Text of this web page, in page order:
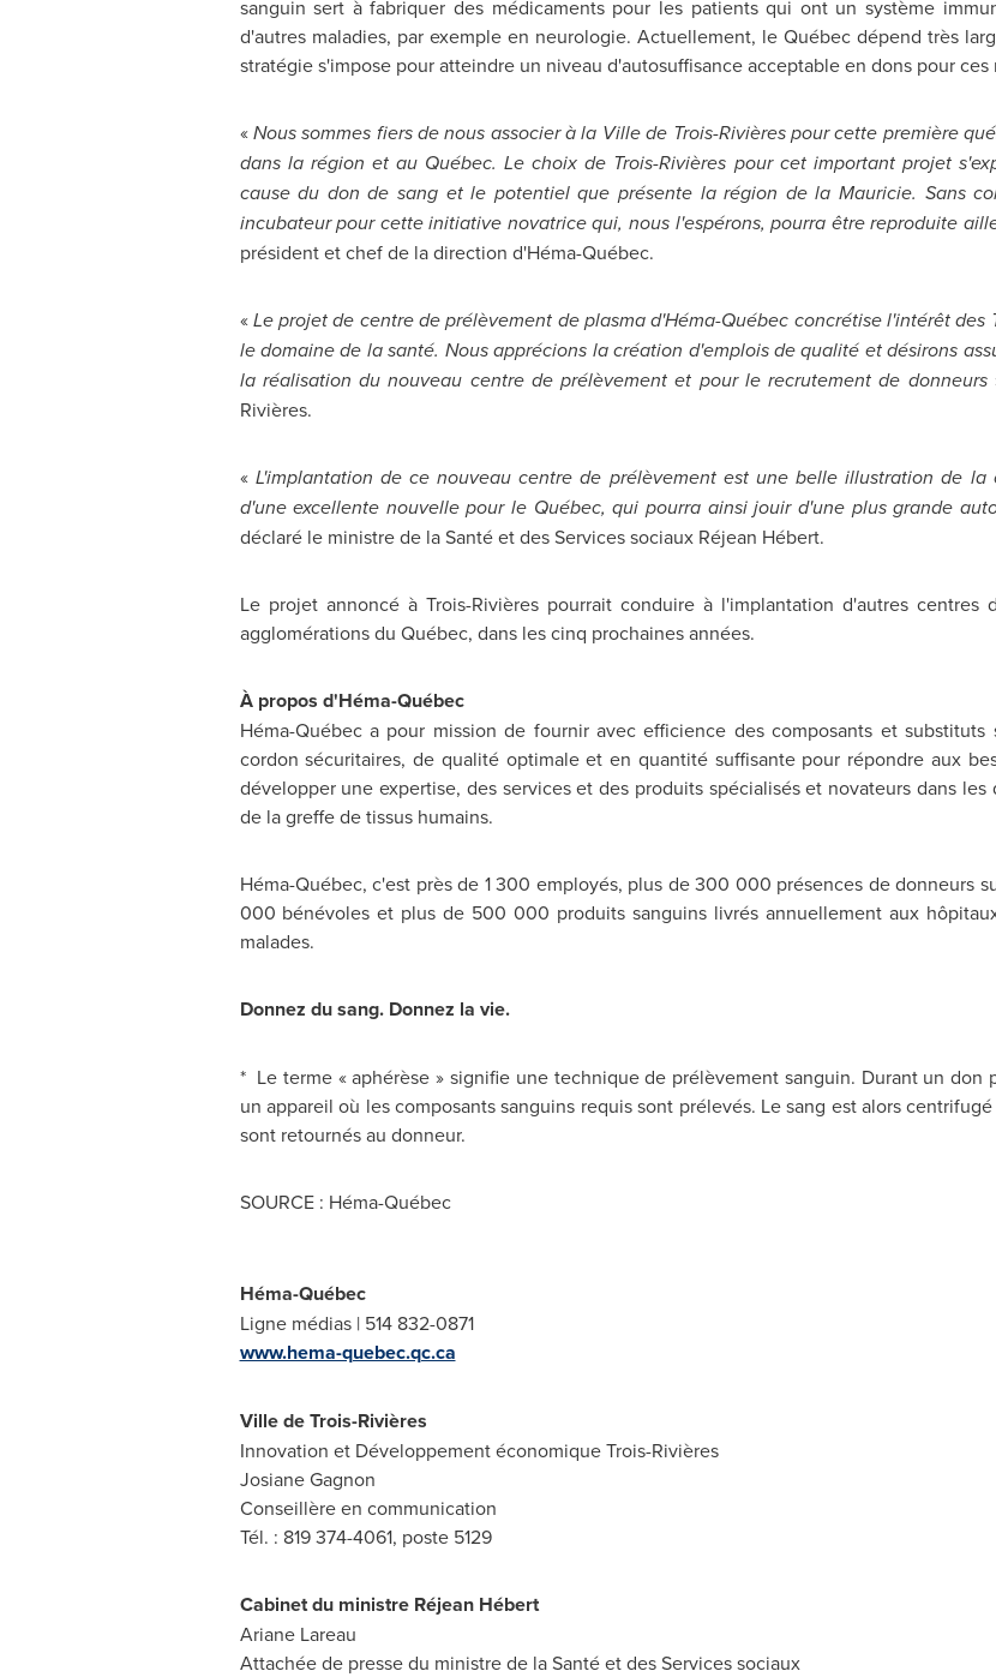
sanguin sert à fabriquer des médicaments pour les patients qui ont un système
d'autres maladies, par exemple en neurologie. Actuellement, le Québec dépend très
stratégie s'impose pour atteindre un niveau d'autosuffisance acceptable en dons pour ces
«Nous sommes fiers de nous associer à la Ville de Trois-Rivières pour cette première
dans la région et au Québec. Le choix de Trois-Rivières pour cet important projet
cause du don de sang et le potentiel que présente la région de la Mauricie. Sans
incubateur pour cette initiative novatrice qui, nous l'espérons, pourra être reproduite
président et chef de la direction d'Héma-Québec.
«Le projet de centre de prélèvement de plasma d'Héma-Québec concrétise l'intérêt
le domaine de la santé. Nous apprécions la création d'emplois de qualité et désirons
la réalisation du nouveau centre de prélèvement et pour le recrutement de donneurs
Rivières.
« L'implantation de ce nouveau centre de prélèvement est une belle illustration de
d'une excellente nouvelle pour le Québec, qui pourra ainsi jouir d'une plus grande
déclaré le ministre de la Santé et des Services sociaux Réjean Hébert.
Le projet annoncé à Trois-Rivières pourrait conduire à l'implantation d'autres centres
agglomérations du Québec, dans les cinq prochaines années.
À propos d'Héma-Québec
Héma-Québec a pour mission de fournir avec efficience des composants et
cordon sécuritaires, de qualité optimale et en quantité suffisante pour répondre aux
développer une expertise, des services et des produits spécialisés et novateurs dans
de la greffe de tissus humains.
Héma-Québec, c'est près de 1 300 employés, plus de 300 000 présences de donneurs
000 bénévoles et plus de 500 000 produits sanguins livrés annuellement aux
malades.
Donnez du sang. Donnez la vie.
* Le terme « aphérèse » signifie une technique de prélèvement sanguin. Durant un don
un appareil où les composants sanguins requis sont prélevés. Le sang est alors
sont retournés au donneur.
SOURCE : Héma-Québec
Héma-Québec
Ligne médias | 514 832-0871
www.hema-quebec.qc.ca
Ville de Trois-Rivières
Innovation et Développement économique Trois-Rivières
Josiane Gagnon
Conseillère en communication
Tél. : 819 374-4061, poste 5129
Cabinet du ministre Réjean Hébert
Ariane Lareau
Attachée de presse du ministre de la Santé et des Services sociaux